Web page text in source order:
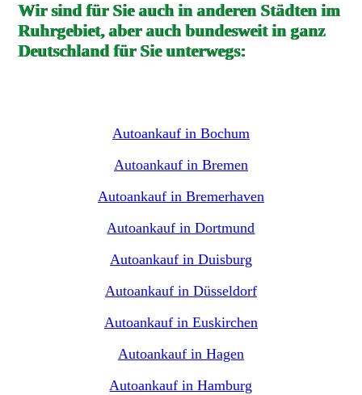
Wir sind für Sie auch in anderen Städten im
Ruhrgebiet, aber auch bundesweit in ganz
Deutschland für Sie unterwegs:
Autoankauf in Bochum
Autoankauf in Bremen
Autoankauf in Bremerhaven
Autoankauf in Dortmund
Autoankauf in Duisburg
Autoankauf in Düsseldorf
Autoankauf in Euskirchen
Autoankauf in Hagen
Autoankauf in Hamburg